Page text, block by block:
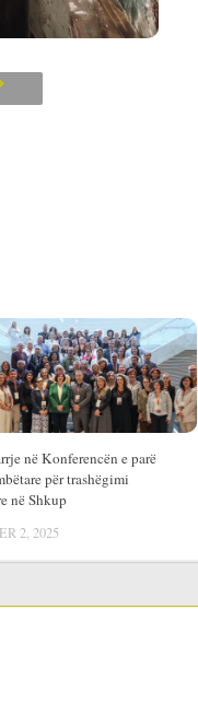
në Konferencën e parë
për trashëgimi
në Shkup
2, 2025